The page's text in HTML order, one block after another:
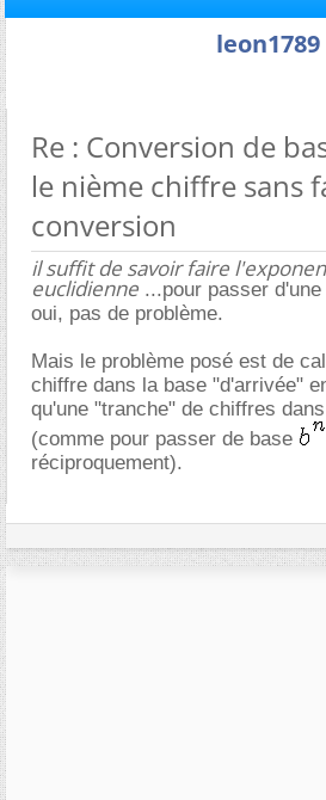
leon1789
Re : Conversion de
le nième chiffre sans
conversion
il suffit de savoir faire
euclidienne ...pour passer
oui, pas de problème.
Mais le problème posé est de
chiffre dans la base "d'arrivée"
qu'une "tranche" de chiffres
(comme pour passer de base
réciproquement).